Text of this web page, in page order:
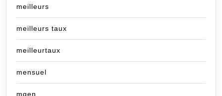
meilleurs
meilleurs taux
meilleurtaux
mensuel
mgen